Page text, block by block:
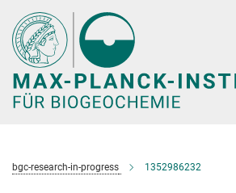
Hauptinhalt
bgc-research-in-progress 1352986232